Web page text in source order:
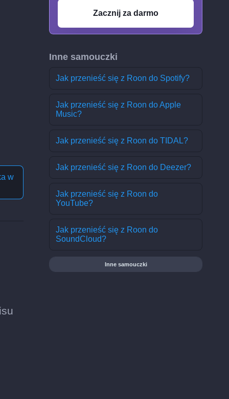
w
Zacznij za darmo
Inne samouczki
Jak przenieść się z Roon do Spotify?
Jak przenieść się z Roon do Apple
Music?
Jak przenieść się z Roon do TIDAL?
Jak przenieść się z Roon do Deezer?
Jak przenieść się z Roon do
YouTube?
Jak przenieść się z Roon do
SoundCloud?
Inne samouczki